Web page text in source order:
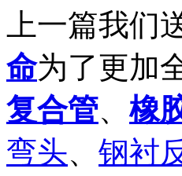
上一篇我们
命为了更加
复合管、 橡
弯头、 钢衬